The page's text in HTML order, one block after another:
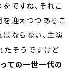
ですね、それこ
を迎えつつあるこ
ならない、主演
たそうですけど
ての一世一代の